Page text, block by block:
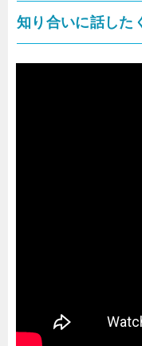
知り合いに話した